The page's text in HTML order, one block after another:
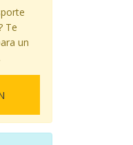
Te
un